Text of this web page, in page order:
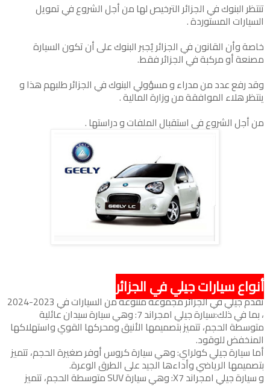
تنتظر البنوك في الجزائر الترخيص لها من أجل الشروع في تمويل
السيارات المستوردة .
خاصة وأن القانون في الجزائر يُجبر البنوك على أن تكون السيارة
مصنعة أو مركبة في الجزائر فقط.
وقد رفع عدد من مدراء و مسؤولي البنوك في الجزائر طلبهم هذا و
ينتظر هلاء الموافقة من وزارة المالية .
من أجل الشروع في استقبال الملفات و دراستها .
أنواع سيارات جيلي في الجزائر
تقدم جيلي في الجزائر مجموعة متنوعة من السيارات في 2023-2024
، بما في ذلك:سيارة جيلي امجراند 7: وهي سيارة سيدان عائلية
متوسطة الحجم، تتميز بتصميمها الأنيق ومحركها القوي واستهلاكها
المنخفض للوقود.
أما سيارة جيلي كولراي: وهي سيارة كروس أوفر صغيرة الحجم، تتميز
بتصميمها الرياضي وأداءها الجيد على الطرق الوعرة.
و سيارة جيلي امجراند X7: وهي سيارة SUV متوسطة الحجم، تتميز